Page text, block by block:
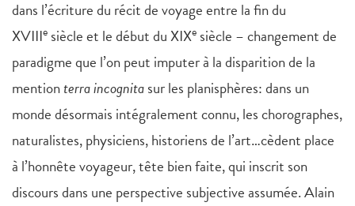
dans l’écriture du récit de voyage entre la fin du
XVIIIe siècle et le début du XIXe siècle – changement de
paradigme que l’on peut imputer à la disparition de la
mentionterra incognitasur les planisphères: dans un
monde désormais intégralement connu, les chorographes,
naturalistes, physiciens, historiens de l’art…cèdent place
à l’honnête voyageur, tête bien faite, qui inscrit son
discours dans une perspective subjective assumée. Alain